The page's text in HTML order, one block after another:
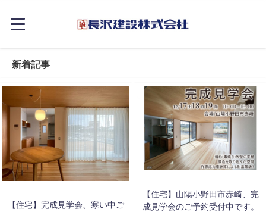
新着記事
【住宅】完成見学会、寒い中ご
【住宅】山陽小野田市赤崎、完
成見学会のご予約受付中です。